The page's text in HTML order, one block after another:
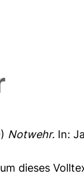
Notwehr. In:
dieses